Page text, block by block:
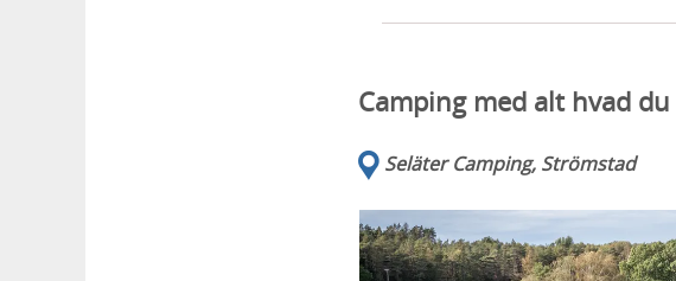
Camping med alt hvad
Seläter Camping, Strömstad